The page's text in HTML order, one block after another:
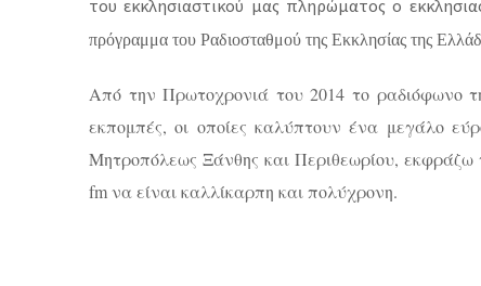
του εκκλησιαστικού μας πληρώματος ο
πρόγραμμα του Ραδιοσταθμού της Εκκλησίας της
Από την Πρωτοχρονιά του 2014 το ραδιόφωνο
εκπομπές, οι οποίες καλύπτουν ένα μεγάλο
Μητροπόλεως Ξάνθης και Περιθεωρίου, εκφράζω
fmνα είναι καλλίκαρπη και πολύχρονη.